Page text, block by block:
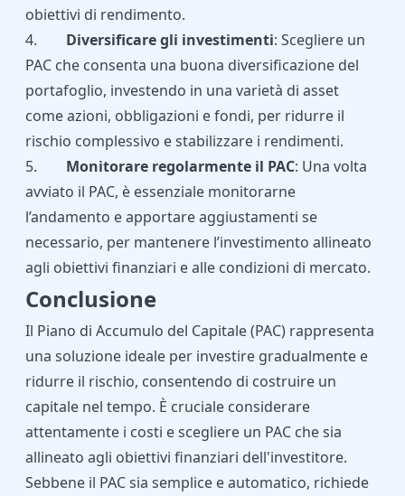
obiettivi di rendimento.
4. Diversificare gli investimenti: Scegliere un
PAC che consenta una buona diversificazione del
portafoglio, investendo in una varietà di asset
come azioni, obbligazioni e fondi, per ridurre il
rischio complessivo e stabilizzare i rendimenti.
5. Monitorare regolarmente il PAC: Una volta
avviato il PAC, è essenziale monitorarne
l’andamento e apportare aggiustamenti se
necessario, per mantenere l’investimento allineato
agli obiettivi finanziari e alle condizioni di mercato.
Conclusione
Il Piano di Accumulo del Capitale (PAC) rappresenta
una soluzione ideale per investire gradualmente e
ridurre il rischio, consentendo di costruire un
capitale nel tempo. È cruciale considerare
attentamente i costi e scegliere un PAC che sia
allineato agli obiettivi finanziari dell'investitore.
Sebbene il PAC sia semplice e automatico, richiede